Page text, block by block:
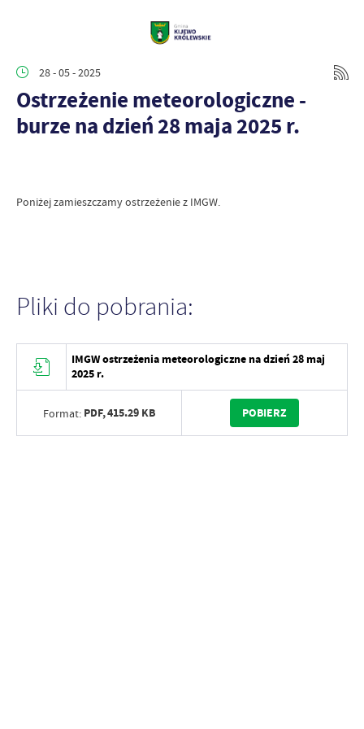
28 - 05 - 2025
Ostrzeżenie meteorologiczne -
burze na dzień 28 maja 2025 r.
Poniżej zamieszczamy ostrzeżenie z IMGW.
Pliki do pobrania:
IMGW ostrzeżenia meteorologiczne na dzień 28 maj
2025 r.
Format: PDF,415.29 KB POBIERZ